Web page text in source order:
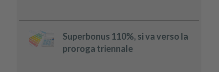
Superbonus 110%, si va verso la
proroga triennale